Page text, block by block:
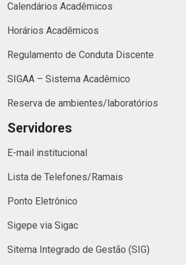
Calendários Acadêmicos
Horários Acadêmicos
Regulamento de Conduta Discente
SIGAA – Sistema Acadêmico
Reserva de ambientes/laboratórios
Servidores
E-mail institucional
Lista de Telefones/Ramais
Ponto Eletrônico
Sigepe via Sigac
Sitema Integrado de Gestão (SIG)